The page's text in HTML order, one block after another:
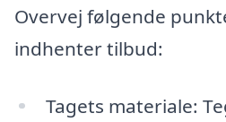
Overvej følgende
indhenter tilbud:
Tagets materiale: